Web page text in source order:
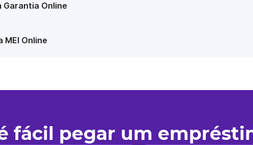
Garantia Online
MEI Online
fácil pegar um